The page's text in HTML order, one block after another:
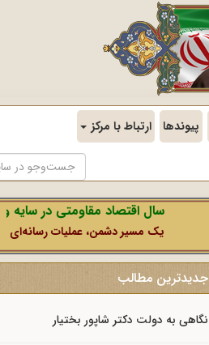
پیوندها ارتباط با مرکز
سال اقتصاد مقاومتی در سایه وحدت
یک مسیر دشمن، عملیات رسانه‌ای او است
جدیدترین مطالب
نگاهی به دولت دکتر شاپور بختیار